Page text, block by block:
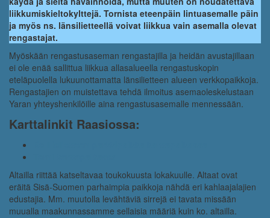
liikkumiskieltokylttejä. Tornista eteenpäin lintuasemalle päin
ja myös ns. länsilietteellä voivat liikkua vain asemalla olevat
rengastajat.
Myöskään rengastusaseman rengastajilla ja heidän avustajillaan
ei ole enää sallittua liikkua allasalueella rengastuskopin
eteläpuolella lukuunottamatta länsilietteen alueen verkkopaikkoja.
Rengastajien on muistettava tehdä ilmoitus asemaoleskelustaan
Yaran yhteyshenkilöille aina rengastusasemalle mennessään.
Karttalinkit Raasiossa:
Altailla riittää katseltavaa toukokuusta lokakuulle. Altaat ovat
eräitä Sisä-Suomen parhaimpia paikkoja nähdä eri kahlaajalajien
edustajia. Mm. muutolla levähtäviä sirrejä ei tavata missään
muualla maakunnassamme sellaisia määriä kuin ko. altailla.